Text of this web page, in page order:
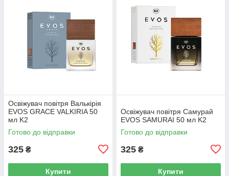
Освіжувач повітря Валькірія
EVOS GRACE VALKIRIA 50
мл K2
Готово до відправки
325 ₴
Купити
Освіжувач повітря Самурай
EVOS SAMURAI 50 мл K2
Готово до відправки
325 ₴
Купити